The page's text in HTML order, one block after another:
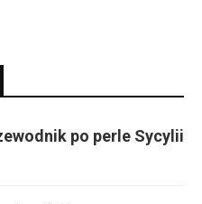
po perle Sycylii